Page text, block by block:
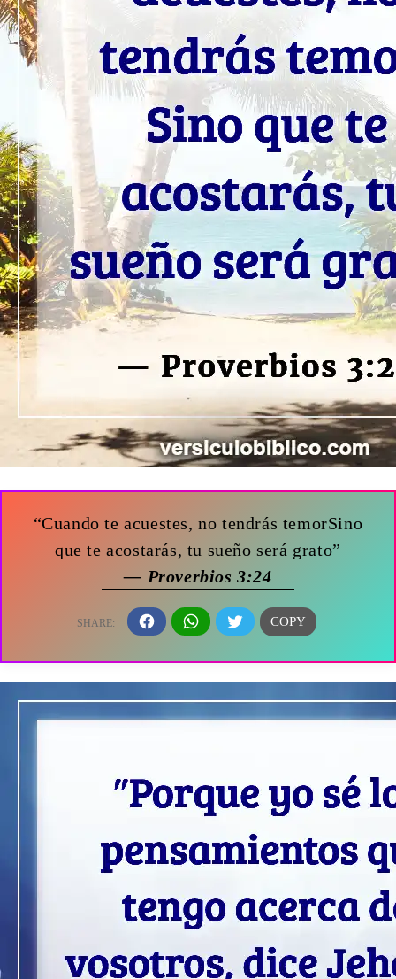
“Cuando te acuestes, no tendrás temorSino
que te acostarás, tu sueño será grato”
— Proverbios 3:24